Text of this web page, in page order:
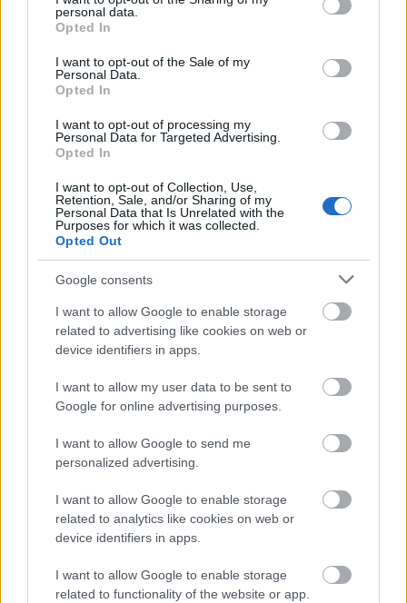
grant or deny consent to Google and its third-party tags to
use your data for below specified purposes in below Google
consent section.
personal data.
Opted In
I want to opt-out of the Sale of my
Personal Data.
Opted In
I want to opt-out of processing my
Personal Data for Targeted Advertising.
Opted In
I want to opt-out of Collection, Use,
Retention, Sale, and/or Sharing of my
Personal Data that Is Unrelated with the
Purposes for which it was collected.
Opted Out
Google consents
I want to allow Google to enable storage
related to advertising like cookies on web or
device identifiers in apps.
I want to allow my user data to be sent to
Google for online advertising purposes.
I want to allow Google to send me
personalized advertising.
I want to allow Google to enable storage
related to analytics like cookies on web or
device identifiers in apps.
I want to allow Google to enable storage
related to functionality of the website or app.
kecil yang berkilauan seperti tetesan kaca. Latar
belakang yang kabur melebur menjadi rona
keemasan yang lembut, semakin meningkatkan
kekayaan latar depan dan memberikan komposisi
dengan nuansa hangat dan matang.
Buah blackberry memancarkan vitalitas,
permukaannya berkilau dengan kematangan yang
berduri yang disinari matahari. Warnanya,
perpaduan ungu dan hitam yang pekat dengan
semburat merah tua yang halus, menunjukkan rasa
yang pekat dan potensi nutrisinya. Rona-rona ini
tak hanya estetis, tetapi juga menunjukkan
buah beri sekutu yang ampuh bagi kesehatan.
Cahaya menyingkap kompleksitasnya,
memperlihatkan beberapa buah drupelet yang
hampir transparan di tepinya, sementara yang lain
tetap gelap dan buram, menunjukkan lapisan rasa
manis dan asam yang terkandung di dalamnya.
Kesan sentuhannya sama nyatanya dengan kesan
visualnya. Buah beri tampak padat namun lembut,
bentuknya yang bergerombol sedikit melunak di
bawah tekanan, tetapi tetap kokoh dan kuat.
Penonton hampir dapat membayangkan sensasi
memetik satu buah dari tumpukan, merasakan
permukaannya yang dingin di kulit, dan menggigit
drupelet yang kencang untuk mengeluarkan